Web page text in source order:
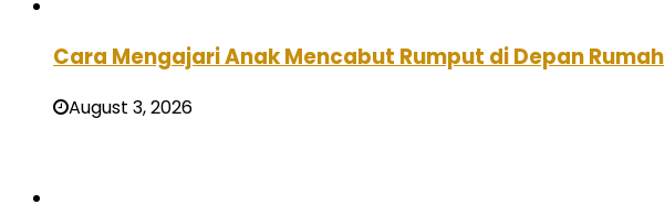
Cara Mengajari Anak Mencabut Rumput di Depan Rumah
August 3, 2026